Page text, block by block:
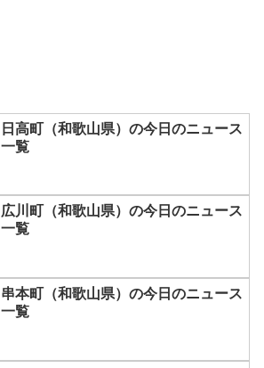
日高町（和歌山県）の今日のニュース
一覧
広川町（和歌山県）の今日のニュース
一覧
串本町（和歌山県）の今日のニュース
一覧